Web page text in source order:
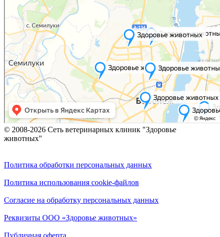
© 2008-2026 Сеть ветеринарных клиник "Здоровье
животных"
Политика обработки персональных данных
Политика использования cookie-файлов
Согласие на обработку персональных данных
Реквизиты ООО «Здоровье животных»
Публичная оферта